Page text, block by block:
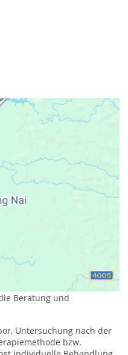
Beratung und
Untersuchung nach der
bzw.